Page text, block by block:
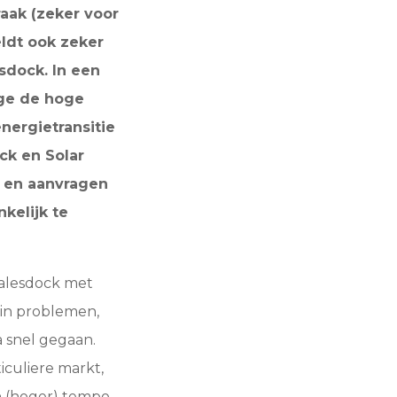
(zeker voor
ook zeker
In een
de hoge
en Solar
aanvragen
te
met
problemen,
gegaan.
markt,